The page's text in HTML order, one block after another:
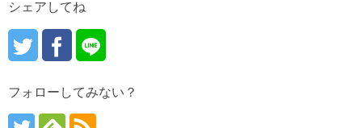
シェアしてね
フォローしてみない？